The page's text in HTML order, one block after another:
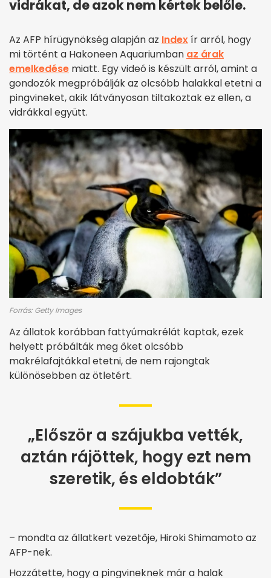
vidrákat, de azok nem kértek belőle.
Az AFP hírügynökség alapján az Indexír arról, hogy
mi történt a Hakoneen Aquariumban az árak
emelkedése miatt. Egy videó is készült arról, amint a
gondozók megpróbálják az olcsóbb halakkal etetni a
pingvineket, akik látványosan tiltakoztak ez ellen, a
vidrákkal együtt.
Forrás: Getty Images
Az állatok korábban fattyúmakrélát kaptak, ezek
helyett próbálták meg őket olcsóbb
makrélafajtákkal etetni, de nem rajongtak
különösebben az ötletért.
„Először a szájukba vették,
aztán rájöttek, hogy ezt nem
szeretik, és eldobták”
– mondta az állatkert vezetője, Hiroki Shimamoto az
AFP-nek.
Hozzátette, hogy a pingvineknek már a halak